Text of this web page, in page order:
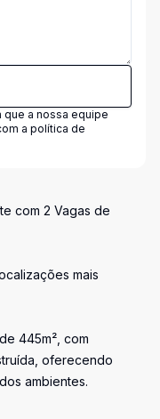
que a nossa equipe
a política de
com 2 Vagas de
mais
445m², com
oferecendo
ambientes.